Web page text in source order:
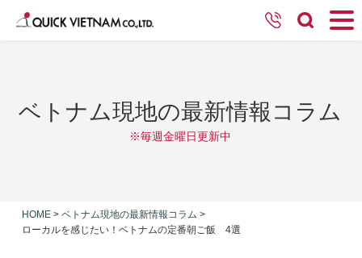
ベトナム現地の最新情報コラム
※毎週金曜日更新中
HOME > ベトナム現地の最新情報コラム >
ローカルを感じたい！ベトナムの定番朝ご飯 4選